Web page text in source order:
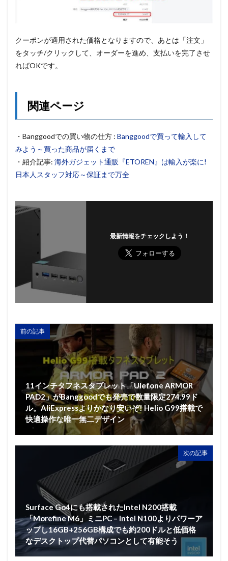
クーポンが適用された価格となりますので、あとは「注文」
をタッチ/クリックして、オーダーを進め、支払いを完了させ
ればOKです。
関連ページ
・Banggoodでの買い物の仕方 : Banggoodで買って輸入して
みよう～買った商品が届くまで
・紹介記事: 海外ガジェット通販『ETOREN』は輸入が楽に!
日本人スタッフ対応～保証まで万全
最新情報をチェックしよう！
前の記事
11インチタフネスタブレット「Ulefone ARMOR
PAD2」がBanggoodでも発売で数量限定274.99ド
ル。AliExpressよりかなり安いぞ! Helio G99搭載で
快適操作な唯一無二デザイン
次の記事
Surface Go4にも搭載されたIntel N200搭載
「Morefine M6」ミニPC – Intel N100よりパワーア
ップし16GB+256GB構成でも約200ドルと低価格
なデスクトップ代替パソコンとして有能そう